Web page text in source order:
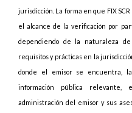
jurisdicción. La forma en que FIX
el alcance de la verificación por
dependiendo de la naturaleza
requisitos y prácticas en la
donde el emisor se encuentra,
información pública
administración del emisor y sus